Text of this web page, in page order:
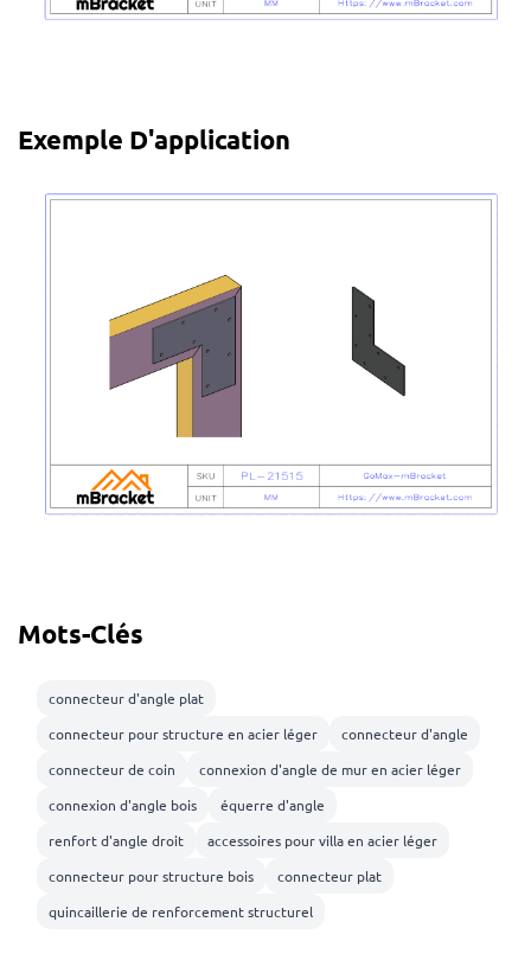
Exemple D'application
Mots-Clés
connecteur d'angle plat
connecteur pour structure en acier léger
connecteur d'angle
connecteur de coin
connexion d'angle de mur en acier léger
connexion d'angle bois
équerre d'angle
renfort d'angle droit
accessoires pour villa en acier léger
connecteur pour structure bois
connecteur plat
quincaillerie de renforcement structurel